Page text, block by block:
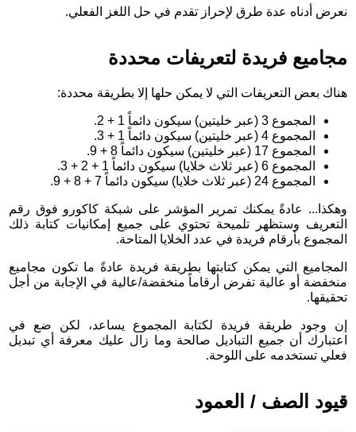
نعرض أدناه عدة طرق لإحراز تقدم في حل اللغز الفعلي.
مجاميع فريدة لتعريفات محددة
هناك بعض التعريفات التي لا يمكن حلها إلا بطريقة محددة:
المجموع 3 (عبر خليتين) سيكون دائماً 1 + 2.
المجموع 4 (عبر خليتين) سيكون دائماً 1 + 3.
المجموع 17 (عبر خليتين) سيكون دائماً 8 + 9.
المجموع 6 (عبر ثلاث خلايا) سيكون دائماً 1 + 2 + 3.
المجموع 24 (عبر ثلاث خلايا) سيكون دائماً 7 + 8 + 9.
وهكذا... عادةً يمكنك تمرير المؤشر على شبكة كاكورو فوق رقم
التعريف وستظهر تلميحة تحتوي على جميع إمكانيات كتابة ذلك
المجموع بأرقام فريدة في عدد الخلايا المتاحة.
المجاميع التي يمكن كتابتها بطريقة فريدة عادةً ما تكون مجاميع
منخفضة أو عالية تفرض أرقاماً منخفضة/عالية في الإجابة من أجل
تحقيقها.
إن وجود طريقة فريدة لكتابة المجموع يساعد، لكن ضع في
اعتبارك أن جميع التباديل صالحة وما زال عليك معرفة أي تبديل
فعلي تستخدمه على اللوحة.
قيود الصف / العمود